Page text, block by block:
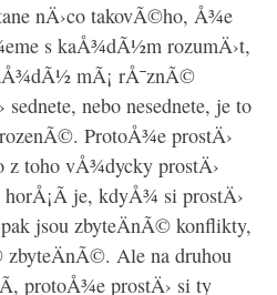
nÄ›co takovÃ©ho, Å¾e
s kaÅ¾dÃ½m rozumÄ›t,
mÃ¡ rÅ¯znÃ©
nebo nesednete, je to
ProtoÅ¾e prostÄ›
z toho vÅ¾dycky prostÄ›
je, kdyÅ¾ si prostÄ›
jsou zbyteÄnÃ© konflikty,
zbyteÄnÃ©. Ale na druhou
protoÅ¾e prostÄ› si ty